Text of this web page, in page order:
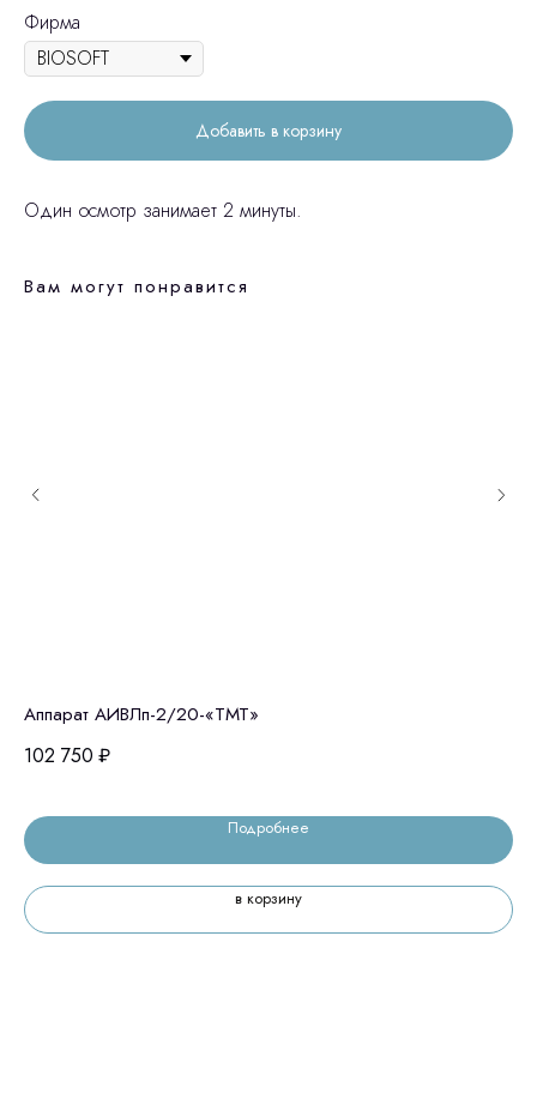
Фирма
Добавить в корзину
Один осмотр занимает 2 минуты.
Вам могут понравится
Аппарат АИВЛп-2/20-«ТМТ»
102 750 ₽
Подробнее
в корзину